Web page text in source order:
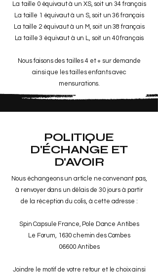
La taille 0 équivaut à un XS, soit un 34 français
La taille 1 équivaut à un S, soit un 36 français
La taille 2 équivaut à un M, soit un 38 français
La taille 3 équivaut à un L, soit un 40 français
Nous faisons des tailles 4 et + sur demande
ainsi que les tailles enfants avec
mensurations.
POLITIQUE
D'ÉCHANGE ET
D'AVOIR
Nous échangeons un article ne convenant pas,
à renvoyer dans un délais de 30 jours à partir
de la réception du colis, à cette adresse :
Spin Capsule France, Pole Dance Antibes
Le Forum, 1630 chemin des Combes
06600 Antibes
Joindre le motif de votre retour et le choix ainsi